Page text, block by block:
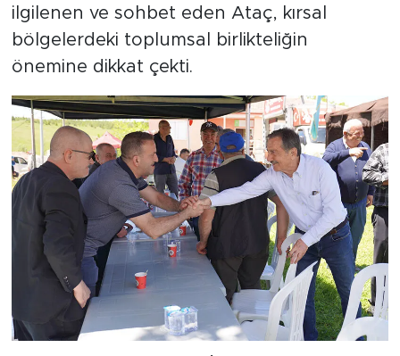
ilgilenen ve sohbet eden Ataç, kırsal
bölgelerdeki toplumsal birlikteliğin
önemine dikkat çekti.